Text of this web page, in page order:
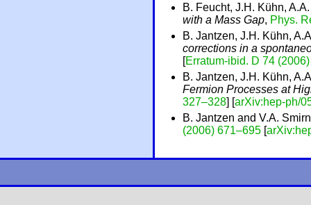
B. Feucht, J.H. Kühn,
with a Mass Gap, Phys.
B. Jantzen, J.H. Kühn,
corrections in a
[Erratum-ibid. D 74
B. Jantzen, J.H. Kühn,
Fermion Processes at
327–328] [arXiv:hep-ph/
B. Jantzen and V.A.
(2006) 671–695 [